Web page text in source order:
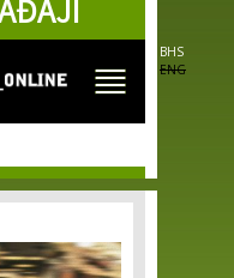
BHS
ENG